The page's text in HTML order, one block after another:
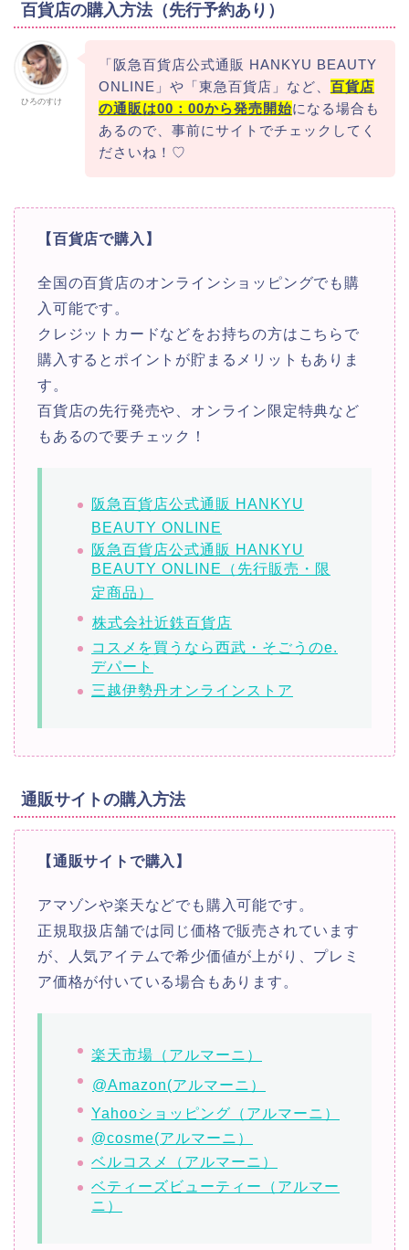
百貨店の購入方法（先行予約あり）
ひろのすけ
「阪急百貨店公式通販 HANKYU BEAUTY
ONLINE」や「東急百貨店」など、 百貨店
の通販は00：00から発売開始になる場合も
あるので、事前にサイトでチェックしてく
ださいね！♡
【百貨店で購入】
全国の百貨店のオンラインショッピングでも購
入可能です。
クレジットカードなどをお持ちの方はこちらで
購入するとポイントが貯まるメリットもありま
す。
百貨店の先行発売や、オンライン限定特典など
もあるので要チェック！
阪急百貨店公式通販 HANKYU
BEAUTY ONLINE
阪急百貨店公式通販 HANKYU
BEAUTY ONLINE（先行販売・限
定商品）
株式会社近鉄百貨店
コスメを買うなら西武・そごうのe.
デパート
三越伊勢丹オンラインストア
通販サイトの購入方法
【通販サイトで購入】
アマゾンや楽天などでも購入可能です。
正規取扱店舗では同じ価格で販売されています
が、人気アイテムで希少価値が上がり、プレミ
ア価格が付いている場合もあります。
楽天市場（アルマーニ）
@Amazon(アルマーニ）
Yahooショッピング（アルマーニ）
@cosme(アルマーニ）
ベルコスメ（アルマーニ）
ベティーズビューティー（アルマー
ニ）